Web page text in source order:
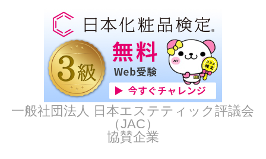
一般社団法人 日本エステティック評議会
（JAC）
協賛企業